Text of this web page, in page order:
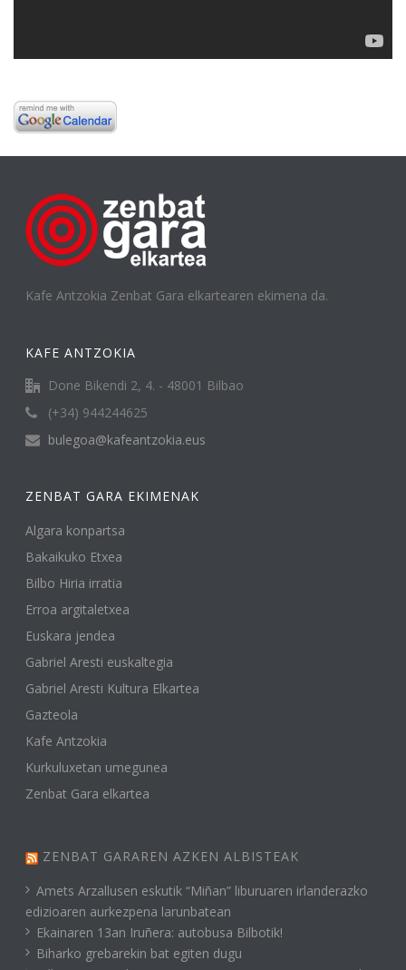
Kafe Antzokia Zenbat Gara elkartearen ekimena da.
KAFE ANTZOKIA
Done Bikendi 2, 4. - 48001 Bilbao
(+34) 944244625
bulegoa@kafeantzokia.eus
ZENBAT GARA EKIMENAK
Algara konpartsa
Bakaikuko Etxea
Bilbo Hiria irratia
Erroa argitaletxea
Euskara jendea
Gabriel Aresti euskaltegia
Gabriel Aresti Kultura Elkartea
Gazteola
Kafe Antzokia
Kurkuluxetan umegunea
Zenbat Gara elkartea
ZENBAT GARAREN AZKEN ALBISTEAK
Amets Arzallusen eskutik “Miñan” liburuaren irlanderazko
edizioaren aurkezpena larunbatean
Ekainaren 13an Iruñera: autobusa Bilbotik!
Biharko grebarekin bat egiten dugu